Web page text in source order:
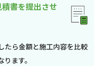
書を提出させ
たら金額と施工内容を比較
ます。